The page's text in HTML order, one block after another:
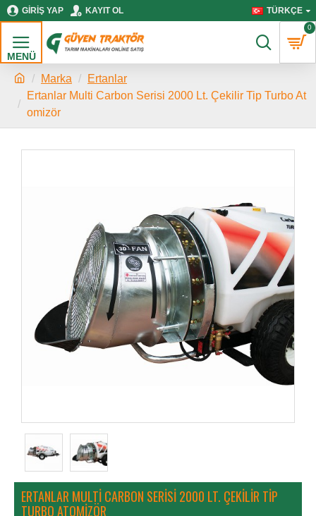
GIRIŞ YAP KAYIT OL TÜRKÇE
0
Marka
Ertanlar
Ertanlar Multi Carbon Serisi 2000 Lt. Çekilir Tip Turbo At
omizör
ERTANLAR MULTI CARBON SERISI 2000 LT. ÇEKILIR TIP
TURBO ATOMIZÖR